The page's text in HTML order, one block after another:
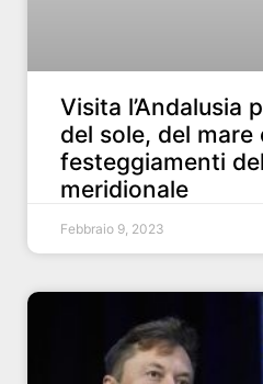
Visita l’Andalusia
del sole, del mare
festeggiamenti
meridionale
Febbraio 9, 2023